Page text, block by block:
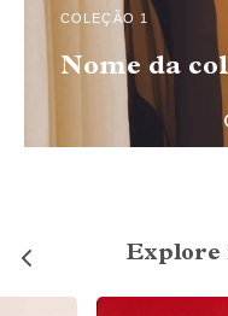
COLEÇÃO 1
Nome da
Explore